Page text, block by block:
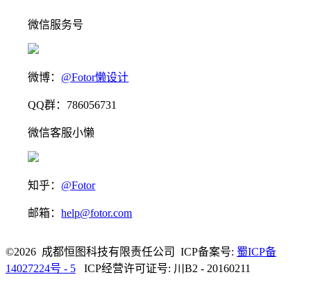
微信服务号
微博： @Fotor懒设计
QQ群：786056731
微信客服小懒
知乎： @Fotor
邮箱：help@fotor.com
©2026 成都恒图科技有限责任公司 ICP备案号: 蜀ICP备
14027224号 - 5 ICP经营许可证号: 川B2 - 20160211